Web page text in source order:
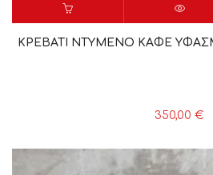
ΚΡΕΒΑΤΙ ΝΤΥΜΕΝΟ ΚΑΦΕ
350,00 €